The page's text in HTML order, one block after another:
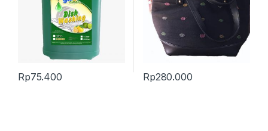
Rp75.400 Rp280.000